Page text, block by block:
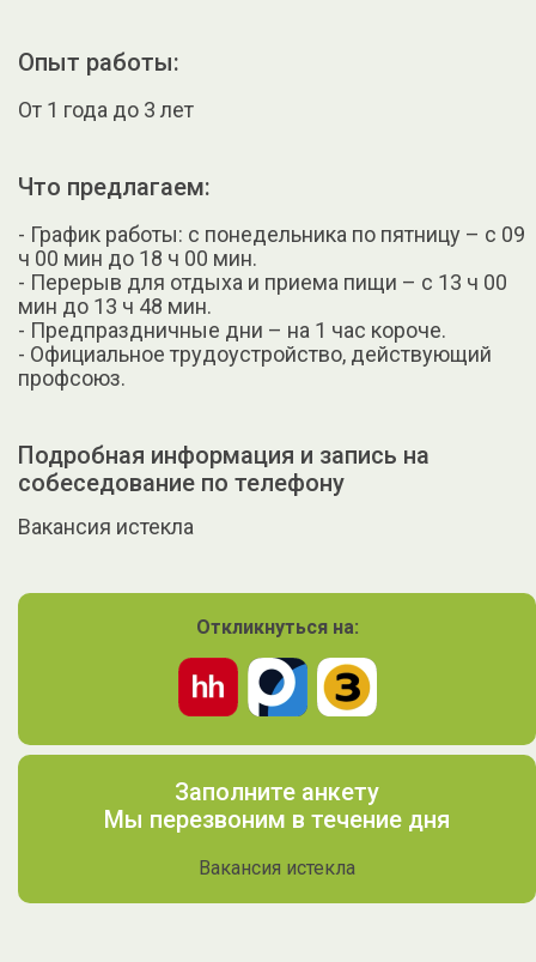
Опыт работы:
От 1 года до 3 лет
Что предлагаем:
- График работы: с понедельника по пятницу – с 09
ч 00 мин до 18 ч 00 мин.
- Перерыв для отдыха и приема пищи – с 13 ч 00
мин до 13 ч 48 мин.
- Предпраздничные дни – на 1 час короче.
- Официальное трудоустройство, действующий
профсоюз.
Подробная информация и запись на
собеседование по телефону
Вакансия истекла
Откликнуться на:
Заполните анкету
Мы перезвоним в течение дня
Вакансия истекла